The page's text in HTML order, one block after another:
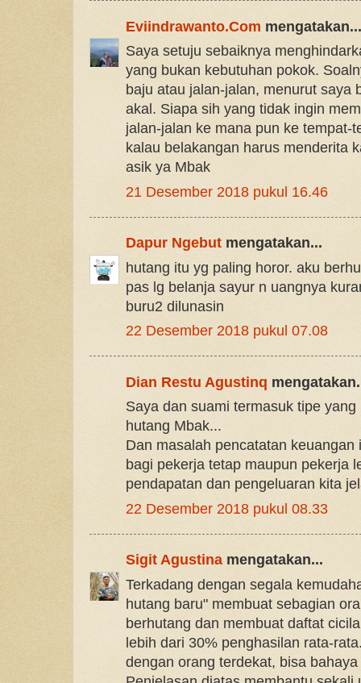
Eviindrawanto.Com mengatakan...
Saya setuju sebaiknya
yang bukan kebutuhan pokok.
baju atau jalan-jalan, menurut saya
akal. Siapa sih yang tidak ingin
jalan-jalan ke mana pun ke tempat-
kalau belakangan harus menderita
asik ya Mbak
21 Desember 2018 pukul 16.46
Dapur Ngebut mengatakan...
hutang itu yg paling horor. aku
pas lg belanja sayur n uangnya
buru2 dilunasin
22 Desember 2018 pukul 07.08
Dian Restu Agustinq
Saya dan suami termasuk tipe
hutang Mbak...
Dan masalah pencatatan
bagi pekerja tetap maupun pekerja
pendapatan dan pengeluaran kita
22 Desember 2018 pukul 08.33
Sigit Agustinamengatakan...
Terkadang dengan segala
hutang baru" membuat sebagian
berhutang dan membuat daftat
lebih dari 30% penghasilan rata-
dengan orang terdekat, bisa